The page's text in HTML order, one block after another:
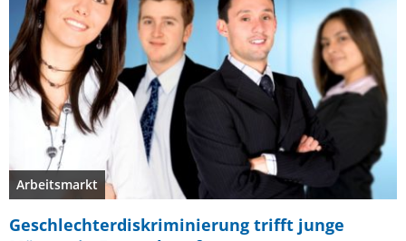
Arbeitsmarkt
Geschlechterdiskriminierung trifft junge